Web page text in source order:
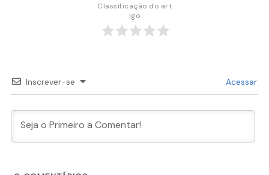
Classificação do art
igo
Inscrever-se Acessar